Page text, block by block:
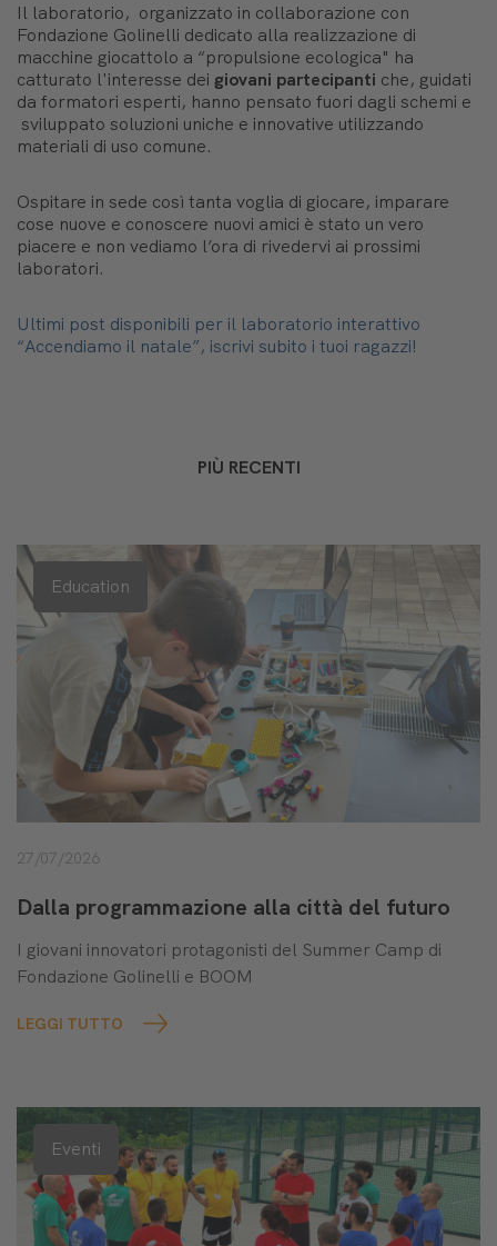
Il laboratorio, organizzato in collaborazione con
Fondazione Golinelli dedicato alla realizzazione di
macchine giocattolo a “propulsione ecologica" ha
catturato l'interesse dei giovani partecipanti che, guidati
da formatori esperti, hanno pensato fuori dagli schemi e
sviluppato soluzioni uniche e innovative utilizzando
materiali di uso comune.
Ospitare in sede così tanta voglia di giocare, imparare
cose nuove e conoscere nuovi amici è stato un vero
piacere e non vediamo l’ora di rivedervi ai prossimi
laboratori.
Ultimi post disponibili per il laboratorio interattivo
“Accendiamo il natale”, iscrivi subito i tuoi ragazzi!
PIÙ RECENTI
Education
27/07/2026
Dalla programmazione alla città del futuro
I giovani innovatori protagonisti del Summer Camp di
Fondazione Golinelli e BOOM
LEGGI TUTTO
Eventi